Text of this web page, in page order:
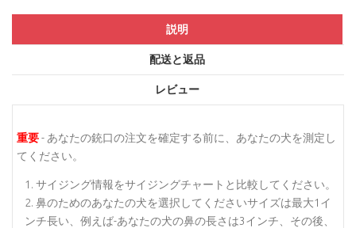
説明
配送と返品
レビュー
重要- あなたの銃口の注文を確定する前に、あなたの犬を測定し
てください。
サイジング情報をサイジングチャートと比較してください。
鼻のためのあなたの犬を選択してくださいサイズは最大1イ
ンチ長い、例えば-あなたの犬の鼻の長さは3インチ、その後、